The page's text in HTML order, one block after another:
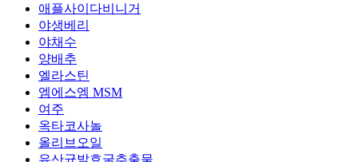
애플사이다비니거
야생베리
야채수
양배추
엘라스틴
엠에스엠 MSM
여주
옥타코사놀
올리브오일
유산균발효굴추출물